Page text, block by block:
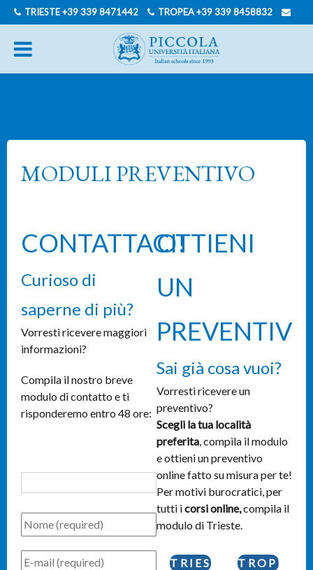
TRIESTE+39 339 8471442 TROPEA+39 339 8458832
INFO@PICCOLAUNIVERSITAITALIANA.COM
INGLESE
MODULI PREVENTIVO
CONTATTACI!
Curioso di
saperne di più?
Vorresti ricevere maggiori
informazioni?
Compila il nostro breve
modulo di contatto e ti
risponderemo entro 48 ore:
OTTIENI
UN
Sai già cosa vuoi?
Vorresti ricevere un
preventivo?
Scegli la tua località
preferita, compila il modulo
e ottieni un preventivo
online fatto su misura per te!
Per motivi burocratici, per
tutti icorsi online,compila il
modulo di Trieste.
TRIESTE TROPEA